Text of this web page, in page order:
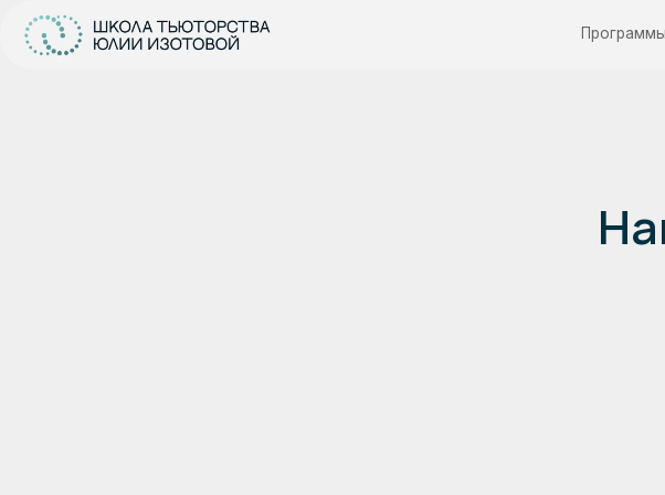
Программы обучения